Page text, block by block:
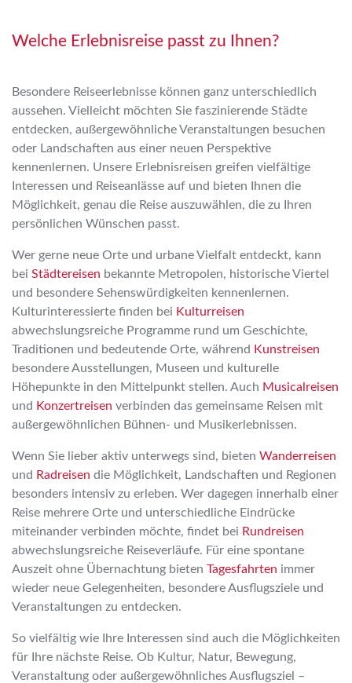
Welche Erlebnisreise passt zu Ihnen?
Besondere Reiseerlebnisse können ganz unterschiedlich
aussehen. Vielleicht möchten Sie faszinierende Städte
entdecken, außergewöhnliche Veranstaltungen besuchen
oder Landschaften aus einer neuen Perspektive
kennenlernen. Unsere Erlebnisreisen greifen vielfältige
Interessen und Reiseanlässe auf und bieten Ihnen die
Möglichkeit, genau die Reise auszuwählen, die zu Ihren
persönlichen Wünschen passt.
Wer gerne neue Orte und urbane Vielfalt entdeckt, kann
bei Städtereisen bekannte Metropolen, historische Viertel
und besondere Sehenswürdigkeiten kennenlernen.
Kulturinteressierte finden bei Kulturreisen
abwechslungsreiche Programme rund um Geschichte,
Traditionen und bedeutende Orte, während Kunstreisen
besondere Ausstellungen, Museen und kulturelle
Höhepunkte in den Mittelpunkt stellen. Auch Musicalreisen
und Konzertreisen verbinden das gemeinsame Reisen mit
außergewöhnlichen Bühnen- und Musikerlebnissen.
Wenn Sie lieber aktiv unterwegs sind, bieten Wanderreisen
und Radreisen die Möglichkeit, Landschaften und Regionen
besonders intensiv zu erleben. Wer dagegen innerhalb einer
Reise mehrere Orte und unterschiedliche Eindrücke
miteinander verbinden möchte, findet bei Rundreisen
abwechslungsreiche Reiseverläufe. Für eine spontane
Auszeit ohne Übernachtung bieten Tagesfahrten immer
wieder neue Gelegenheiten, besondere Ausflugsziele und
Veranstaltungen zu entdecken.
So vielfältig wie Ihre Interessen sind auch die Möglichkeiten
für Ihre nächste Reise. Ob Kultur, Natur, Bewegung,
Veranstaltung oder außergewöhnliches Ausflugsziel –